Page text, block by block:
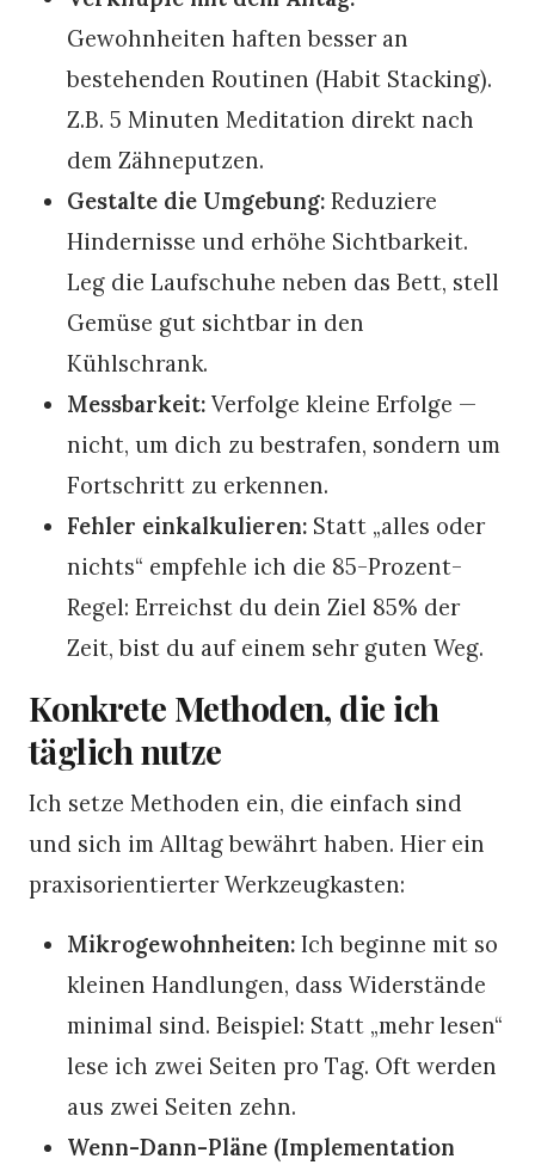
Gewohnheiten haften besser an
bestehenden Routinen (Habit Stacking).
Z.B. 5 Minuten Meditation direkt nach
dem Zähneputzen.
Gestalte die Umgebung: Reduziere
Hindernisse und erhöhe Sichtbarkeit.
Leg die Laufschuhe neben das Bett, stell
Gemüse gut sichtbar in den
Kühlschrank.
Messbarkeit: Verfolge kleine Erfolge —
nicht, um dich zu bestrafen, sondern um
Fortschritt zu erkennen.
Fehler einkalkulieren: Statt „alles oder
nichts“ empfehle ich die 85-Prozent-
Regel: Erreichst du dein Ziel 85% der
Zeit, bist du auf einem sehr guten Weg.
Konkrete Methoden, die ich
täglich nutze
Ich setze Methoden ein, die einfach sind
und sich im Alltag bewährt haben. Hier ein
praxisorientierter Werkzeugkasten:
Mikrogewohnheiten: Ich beginne mit so
kleinen Handlungen, dass Widerstände
minimal sind. Beispiel: Statt „mehr lesen“
lese ich zwei Seiten pro Tag. Oft werden
aus zwei Seiten zehn.
Wenn-Dann-Pläne (Implementation